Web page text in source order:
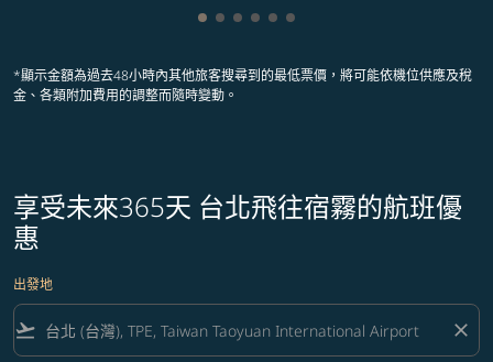
顯示 cmp-pagination-showing-
顯示 cmp-pagination-showing-
顯示 cmp-pagination-
顯示 cmp-pagination-
顯示 cmp-pagination-
顯示 cmp-pagination-
*顯示金額為過去48小時內其他旅客搜尋到的最低票價，將可能依機位供應及稅
金、各類附加費用的調整而隨時變動。
享受未來365天 台北飛往宿霧的航班優
惠
出發地
flight_takeoff close